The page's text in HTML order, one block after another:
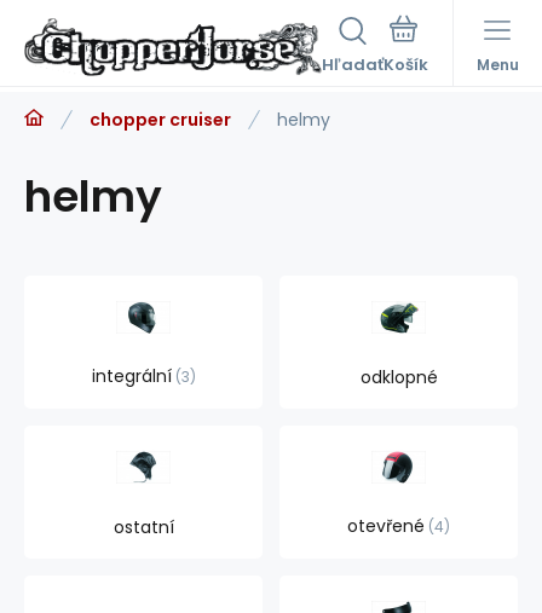
Hľadať Menu
chopper cruiser helmy
helmy
integrální 3 odklopné
ostatní otevřené 4